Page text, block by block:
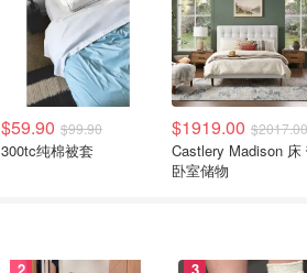
$59.90 $99.90
300tc纯棉被套
$1919.00 $2017.00
Castlery Madison 床
卧室储物